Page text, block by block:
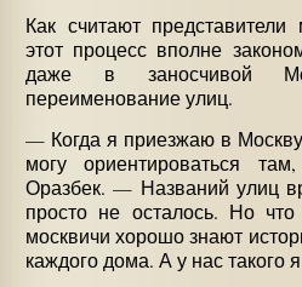
Как считают
этот процесс вполне
даже в заносчивой
переименование улиц.
— Когда я приезжаю в
могу ориентироваться
Оразбек. — Названий улиц
просто не осталось. Но
москвичи хорошо знают
каждого дома. А у нас такого